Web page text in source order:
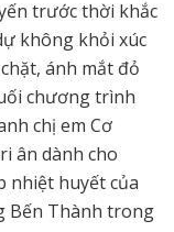
trước thời khắc
không khỏi xúc
ánh mắt đỏ
chương trình
chị em Cơ
ân dành cho
nhiệt huyết của
Bến Thành trong